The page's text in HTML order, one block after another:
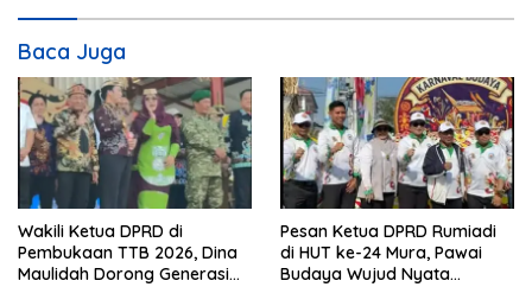
Baca Juga
Wakili Ketua DPRD di
Pembukaan TTB 2026, Dina
Maulidah Dorong Generasi
Pesan Ketua DPRD Rumiadi
di HUT ke-24 Mura, Pawai
Budaya Wujud Nyata